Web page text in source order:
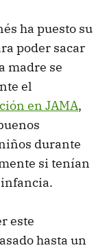
ha puesto su
poder sacar
madre se
el
en JAMA,
durante
si tenían
este
hasta un